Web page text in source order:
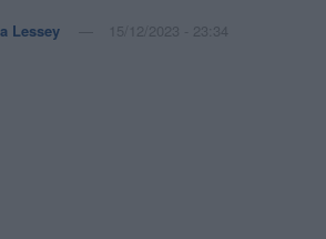
Lessey 15/12/2023 - 23:34